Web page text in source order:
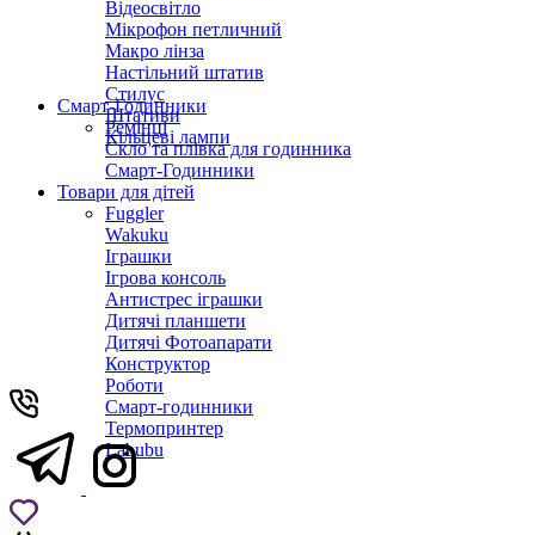
Відеосвітло
Мікрофон петличний
Макро лінза
Настільний штатив
Стилус
Штативи
Кільцеві лампи
Смарт-Годинники
Ремінці
Скло та плівка для годинника
Смарт-Годинники
Товари для дітей
Fuggler
Wakuku
Іграшки
Ігрова консоль
Антистрес іграшки
Дитячi планшети
Дитячі Фотоапарати
Конструктор
Роботи
Смарт-годинники
Термопринтер
Labubu